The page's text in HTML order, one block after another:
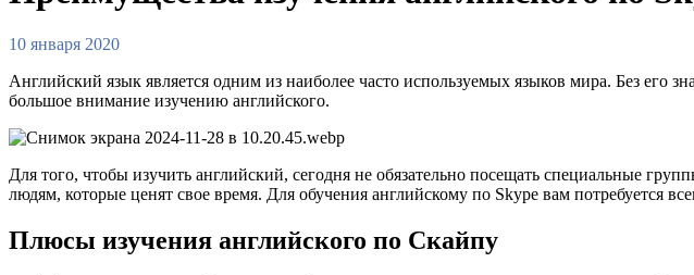
10 января 2020
Английский язык является одним из наиболее часто используемых языков мира. Без
большое внимание изучению английского.
Для того, чтобы изучить английский, сегодня не обязательно посещать специальные
людям, которые ценят свое время. Для обучения английскому по Skype вам потребуется
Плюсы изучения английского по Скайпу